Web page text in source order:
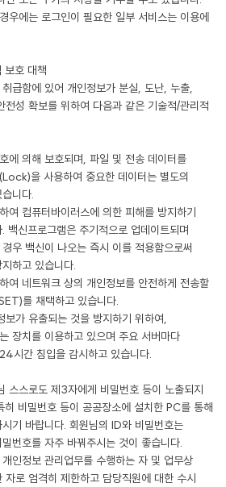
우에는 로그인이 필요한 일부 서비스는 이용에
보호 대책
급함에 있어 개인정보가 분실, 도난, 누출,
전성 확보를 위하여 다음과 같은 기술적/관리적
에 의해 보호되며, 파일 및 전송 데이터를
을 사용하여 중요한 데이터는 별도의
니다.
여 컴퓨터바이러스에 의한 피해를 방지하기
백신프로그램은 주기적으로 업데이트되며
우 백신이 나오는 즉시 이를 적용함으로써
하고 있습니다.
여 네트워크 상의 개인정보를 안전하게 전송할
를 채택하고 있습니다.
가 유출되는 것을 방지하기 위하여,
장치를 이용하고 있으며 주요 서버마다
시간 침입을 감시하고 있습니다.
스스로도 제3자에게 비밀번호 등이 노출되지
히 비밀번호 등이 공공장소에 설치한 PC를 통해
기 바랍니다. 회원님의 ID와 비밀번호는
번호를 자주 바꿔주시는 것이 좋습니다.
인정보 관리업무를 수행하는 자 및 업무상
로 엄격히 제한하고 담당직원에 대한 수시